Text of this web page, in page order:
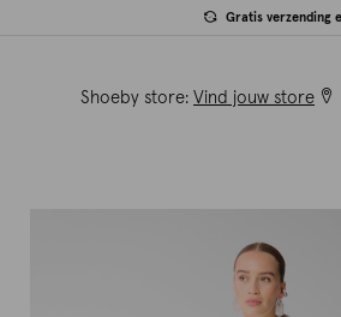
Gratis verzending
Shoeby store: Vind jouw store